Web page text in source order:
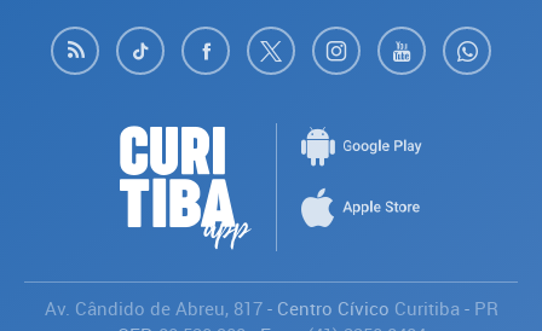
Av. Cândido de Abreu, 817- Centro Cívico Curitiba- PR